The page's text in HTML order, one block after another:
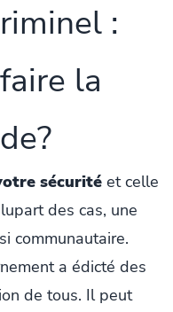
:
la
sécurité et celle
des cas, une
communautaire.
a édicté des
de tous. Il peut